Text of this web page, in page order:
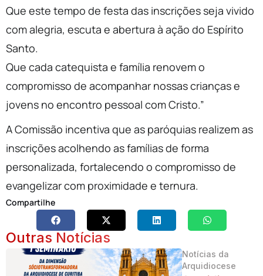
Que este tempo de festa das inscrições seja vivido
com alegria, escuta e abertura à ação do Espírito
Santo.
Que cada catequista e família renovem o
compromisso de acompanhar nossas crianças e
jovens no encontro pessoal com Cristo.”
A Comissão incentiva que as paróquias realizem as
inscrições acolhendo as famílias de forma
personalizada, fortalecendo o compromisso de
evangelizar com proximidade e ternura.
Compartilhe
Outras Notícias
Notícias da
Arquidiocese